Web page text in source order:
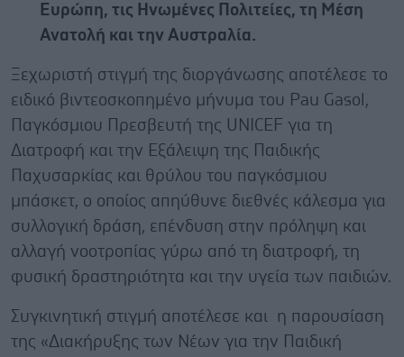
Ευρώπη, τις Ηνωμένες Πολιτείες, τη Μέση
Ανατολή και την Αυστραλία.
Ξεχωριστή στιγμή της διοργάνωσης αποτέλεσε το
ειδικό βιντεοσκοπημένο μήνυμα του Pau Gasol,
Παγκόσμιου Πρεσβευτή της UNICEF για τη
Διατροφή και την Εξάλειψη της Παιδικής
Παχυσαρκίας και θρύλου του παγκόσμιου
μπάσκετ, ο οποίος απηύθυνε διεθνές κάλεσμα για
συλλογική δράση, επένδυση στην πρόληψη και
αλλαγή νοοτροπίας γύρω από τη διατροφή, τη
φυσική δραστηριότητα και την υγεία των παιδιών.
Συγκινητική στιγμή αποτέλεσε και η παρουσίαση
της «Διακήρυξης των Νέων για την Παιδική